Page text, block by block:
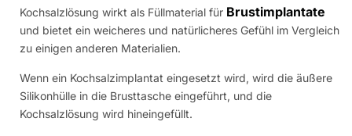
Kochsalzlösung wirkt als Füllmaterial für Brustimplantate
und bietet ein weicheres und natürlicheres Gefühl im Vergleich
zu einigen anderen Materialien.
Wenn ein Kochsalzimplantat eingesetzt wird, wird die äußere
Silikonhülle in die Brusttasche eingeführt, und die
Kochsalzlösung wird hineingefüllt.